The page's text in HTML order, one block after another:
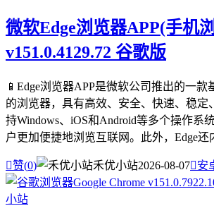
微软Edge浏览器APP(手机
v151.0.4129.72 谷歌版
📱Edge浏览器APP是微软公司推出的一款
的浏览器，具有高效、安全、快速、稳定
持Windows、iOS和Android等多个操作系
户更加便捷地浏览互联网。此外，Edge还
赞(0) 禾优小站2026-08-07安